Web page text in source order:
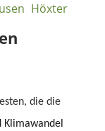
Höxter
die die
Klimawandel